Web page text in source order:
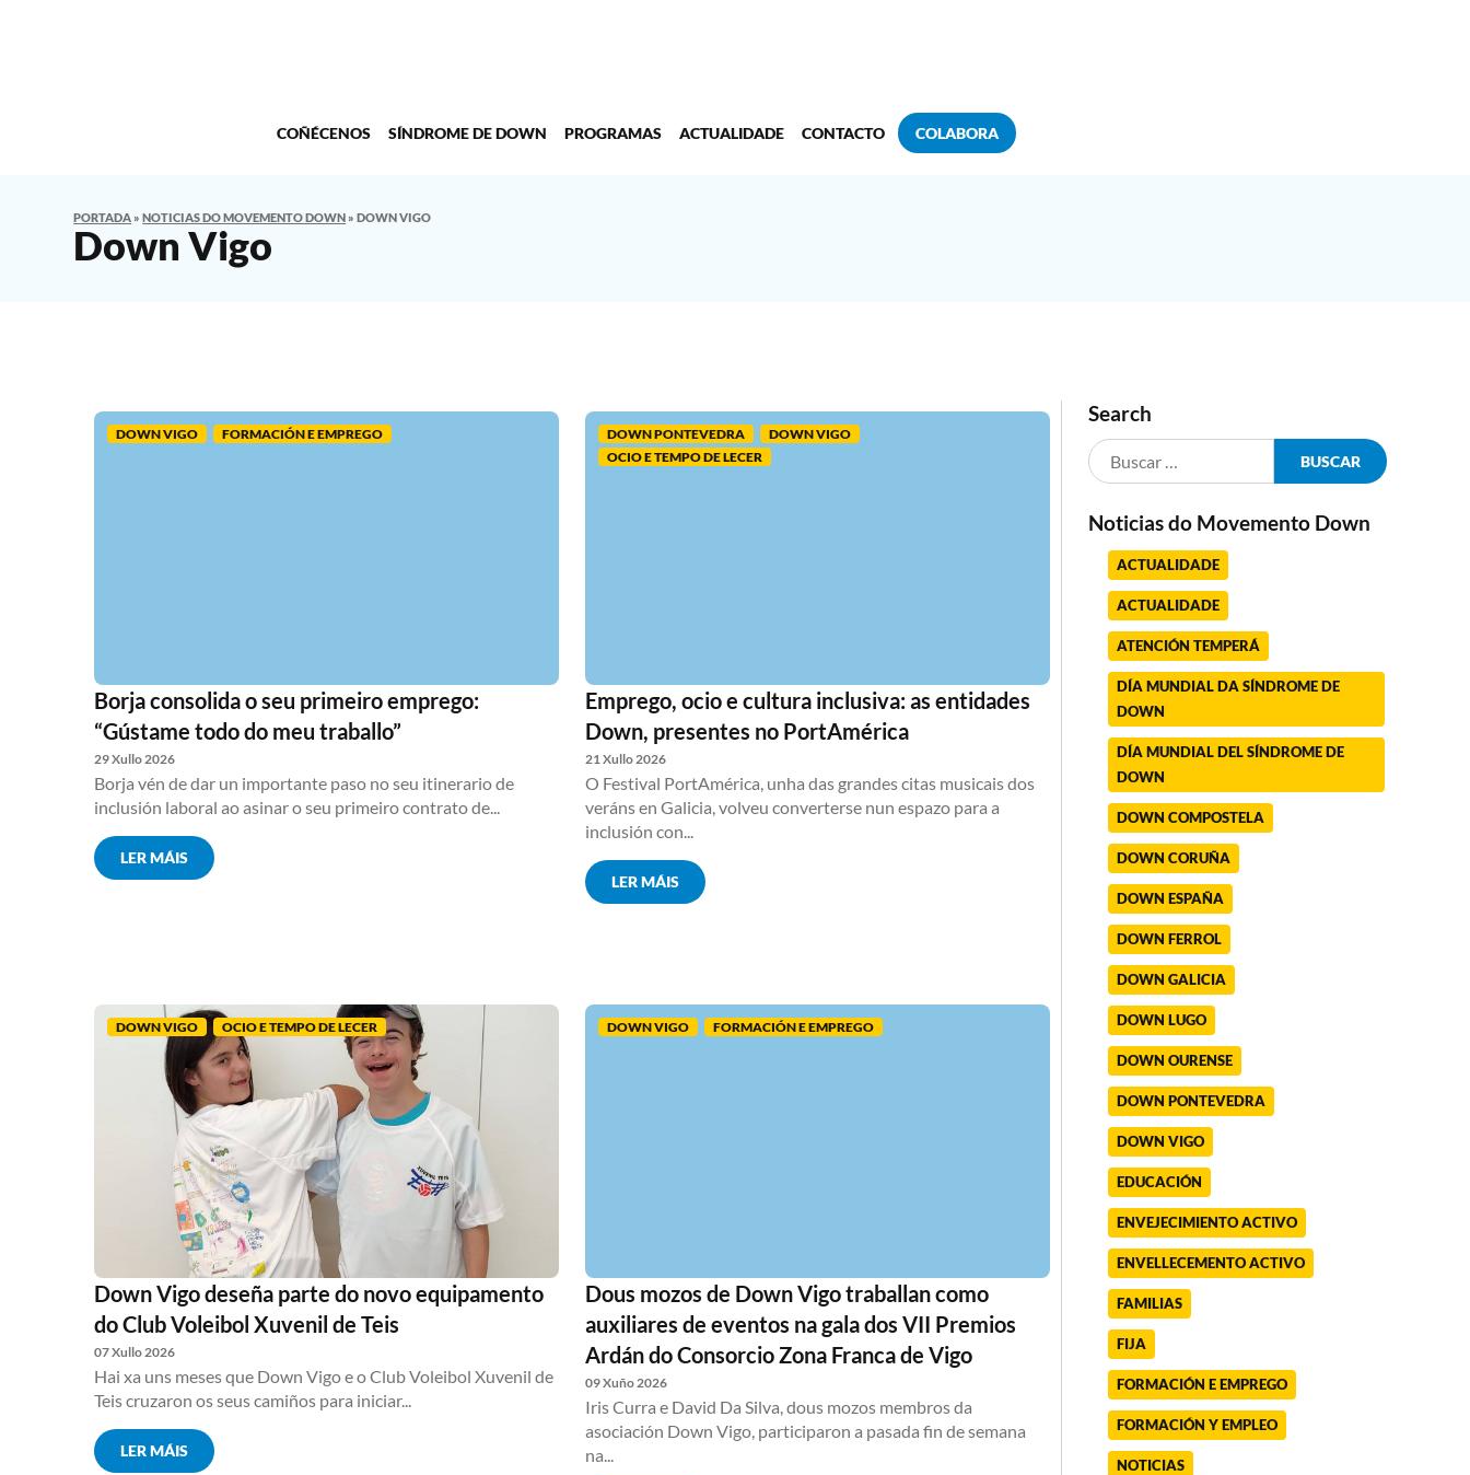
COÑÉCENOS SÍNDROME DE DOWN PROGRAMAS ACTUALIDADE CONTACTO COLABORA
PORTADA»NOTICIAS DO MOVEMENTO DOWN»DOWN VIGO
Down Vigo
DOWN VIGO FORMACIÓN E EMPREGO
Borja consolida o seu primeiro emprego:
“Gústame todo do meu traballo”
29 Xullo 2026
Borja vén de dar un importante paso no seu itinerario de
inclusión laboral ao asinar o seu primeiro contrato de...
LER MÁIS
DOWN PONTEVEDRA
DOWN VIGO
OCIO E TEMPO DE LECER
Emprego, ocio e cultura inclusiva: as entidades
Down, presentes no PortAmérica
21 Xullo 2026
O Festival PortAmérica, unha das grandes citas musicais dos
veráns en Galicia, volveu converterse nun espazo para a
inclusión con...
LER MÁIS
DOWN VIGO OCIO E TEMPO DE LECER
Down Vigo deseña parte do novo equipamento
do Club Voleibol Xuvenil de Teis
07 Xullo 2026
Hai xa uns meses que Down Vigo e o Club Voleibol Xuvenil de
Teis cruzaron os seus camiños para iniciar...
LER MÁIS
DOWN VIGO FORMACIÓN E EMPREGO
Dous mozos de Down Vigo traballan como
auxiliares de eventos na gala dos VII Premios
Ardán do Consorcio Zona Franca de Vigo
09 Xuño 2026
Iris Curra e David Da Silva, dous mozos membros da
asociación Down Vigo, participaron a pasada fin de semana
na...
Search
Noticias do Movemento Down
ACTUALIDADE
ACTUALIDADE
ATENCIÓN TEMPERÁ
DÍA MUNDIAL DA SÍNDROME DE
DOWN
DÍA MUNDIAL DEL SÍNDROME DE
DOWN
DOWN COMPOSTELA
DOWN CORUÑA
DOWN ESPAÑA
DOWN FERROL
DOWN GALICIA
DOWN LUGO
DOWN OURENSE
DOWN PONTEVEDRA
DOWN VIGO
EDUCACIÓN
ENVEJECIMIENTO ACTIVO
ENVELLECEMENTO ACTIVO
FAMILIAS
FIJA
FORMACIÓN E EMPREGO
FORMACIÓN Y EMPLEO
NOTICIAS